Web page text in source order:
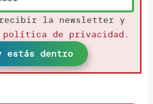
recibir la newsletter y
política de privacidad .
estás dentro